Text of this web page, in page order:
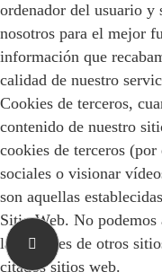
ordenador del usuario y
nosotros para el mejor
información que
calidad de nuestro
Cookies de terceros,
contenido de nuestro
cookies de terceros
sociales o visionar
son aquellas
Sitio Web. No podemos
las cookies de otros
citados sitios web.